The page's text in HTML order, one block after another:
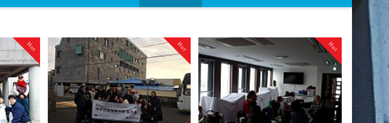
Hot Hot Hot